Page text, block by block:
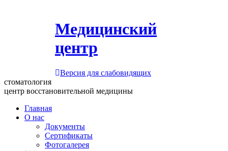
Медицинский
центр
Версия для слабовидящих
стоматология
центр восстановительной медицины
Главная
О нас
Документы
Сертификаты
Фотогалерея